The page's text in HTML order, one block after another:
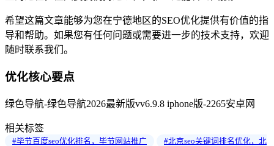
希望这篇文章能够为您在宁德地区的SEO优化提供有价值的指
导和帮助。如果您有任何问题或需要进一步的技术支持，欢迎
随时联系我们。
优化核心要点
绿色导航-绿色导航2026最新版vv6.9.8 iphone版-2265安卓网
相关标签
#毕节百度seo优化排名，毕节网站推广
#北京seo关键词排名优化，北